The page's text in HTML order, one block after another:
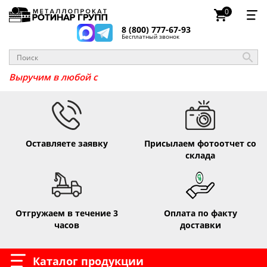
8 (800) 777-67-93
Бесплатный звонок
0
Выручи
Оставляете заявку
Присылаем фотоотчет со
склада
Отгружаем в течение 3
часов
Оплата по факту
доставки
Каталог продукции